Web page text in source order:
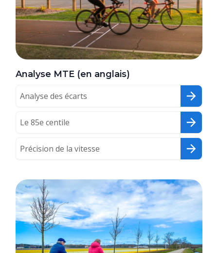
Analyse MTE (en anglais)
Analyse des écarts
Le 85e centile
Précision de la vitesse